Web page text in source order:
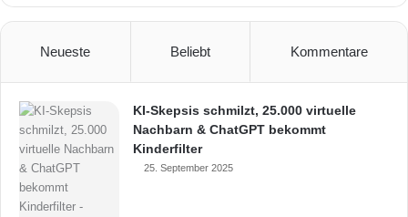
Neueste Beliebt Kommentare
KI-Skepsis schmilzt, 25.000 virtuelle
Nachbarn & ChatGPT bekommt
Kinderfilter
25. September 2025